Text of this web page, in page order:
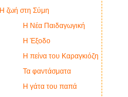
Η ζωή στη Σύμη
Η Νέα Παιδαγωγική
Η Έξοδο
Η πείνα του Καραγκιόζη
Τα φαντάσματα
Η γάτα του παπά